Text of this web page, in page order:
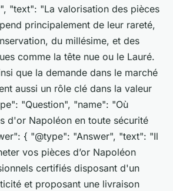
"text": "La valorisation des pièces
principalement de leur rareté,
du millésime, et des
comme la tête nue ou le Lauré.
que la demande dans le marché
aussi un rôle clé dans la valeur
"Question", "name": "Où
d'or Napoléon en toute sécurité
{ "@type": "Answer", "text": "Il
vos pièces d’or Napoléon
certifiés disposant d'un
et proposant une livraison